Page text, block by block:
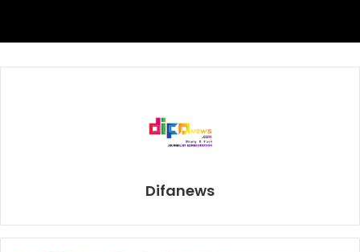
para pemain di Persija Soccer School karena akan
meningkatkan motivasi pemain-pemain bola yang bercita-
Difanews